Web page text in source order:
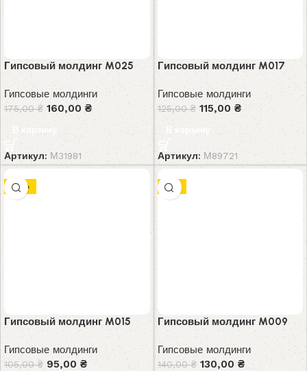
Гипсовый молдинг M025
Гипсовые молдинги
175,00₴ 160,00₴
В корзину
Артикул:М31981
Гипсовый молдинг M017
Гипсовые молдинги
125,00₴ 115,00₴
В корзину
Артикул: М89721
-10%
Гипсовый молдинг M015
Гипсовые молдинги
105,00₴ 95,00₴
-7%
Гипсовый молдинг M009
Гипсовые молдинги
140,00₴ 130,00₴